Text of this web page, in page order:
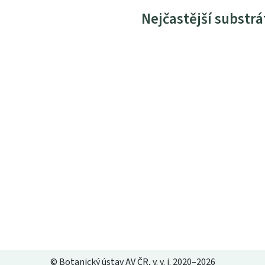
Nejčastější
© Botanický ústav AV ČR, v. v. i. 2020–2026